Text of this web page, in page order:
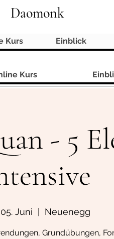
Daomonk
Kurs Einblick
- 5
Juni
  |
Neuenegg
Grundübungen,
Kurs